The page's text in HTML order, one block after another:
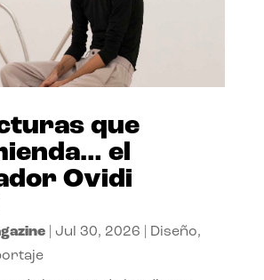
que
el
Ovidi
| Jul 30, 2026 Diseño,